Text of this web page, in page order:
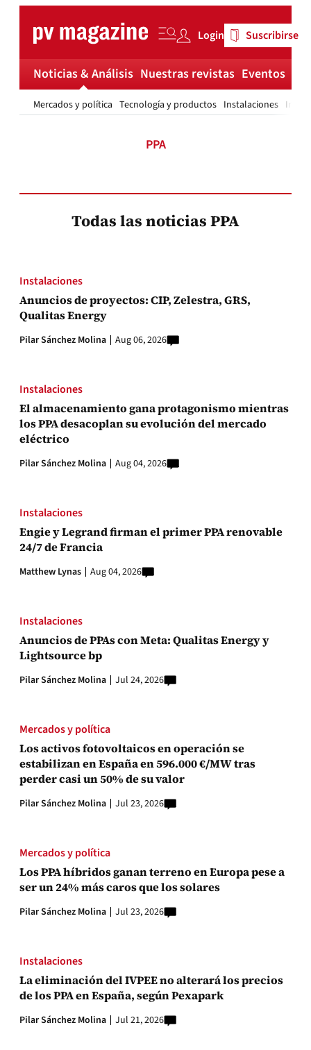
content
Login Suscribirse
Noticias & Análisis
Mercados y política Tecnología y productos Instalaciones
Nuestras revistas Eventos
PPA
Todas las noticias PPA
Instalaciones
Anuncios de proyectos: CIP, Zelestra, GRS,
Qualitas Energy
Pilar Sánchez Molina Aug 06, 2026
Instalaciones
El almacenamiento gana protagonismo mientras
los PPA desacoplan su evolución del mercado
eléctrico
Pilar Sánchez Molina Aug 04, 2026
Instalaciones
Engie y Legrand firman el primer PPA renovable
24/7 de Francia
Matthew Lynas Aug 04, 2026
Instalaciones
Anuncios de PPAs con Meta: Qualitas Energy y
Lightsource bp
Pilar Sánchez Molina Jul 24, 2026
Mercados y política
Los activos fotovoltaicos en operación se
estabilizan en España en 596.000 €/MW tras
perder casi un 50% de su valor
Pilar Sánchez Molina Jul 23, 2026
Mercados y política
Los PPA híbridos ganan terreno en Europa pese a
ser un 24% más caros que los solares
Pilar Sánchez Molina Jul 23, 2026
Instalaciones
La eliminación del IVPEE no alterará los precios
de los PPA en España, según Pexapark
Pilar Sánchez Molina Jul 21, 2026